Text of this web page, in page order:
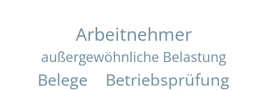
Arbeitnehmer
außergewöhnliche Belastung
Belege Betriebsprüfung